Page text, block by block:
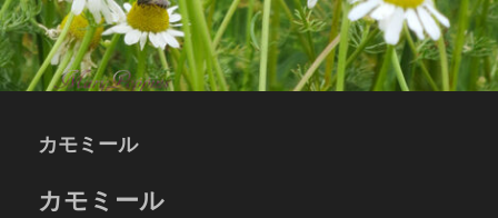
カモミール
カモミール